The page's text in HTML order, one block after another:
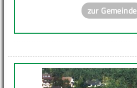
zur Gemeinde